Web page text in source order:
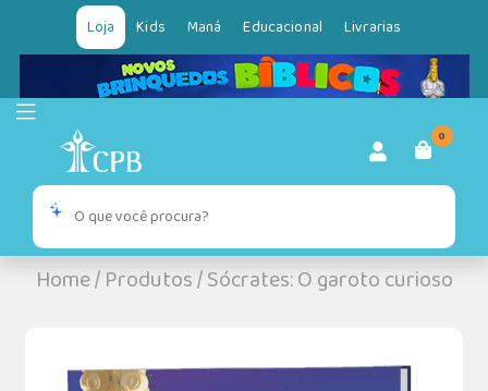
Loja Kids Maná Educacional Livrarias
0
Home/Produtos/Sócrates: O garoto curioso